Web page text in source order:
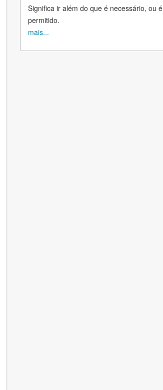
Significa ir além do que é necessário, ou é
permitido.
mais...